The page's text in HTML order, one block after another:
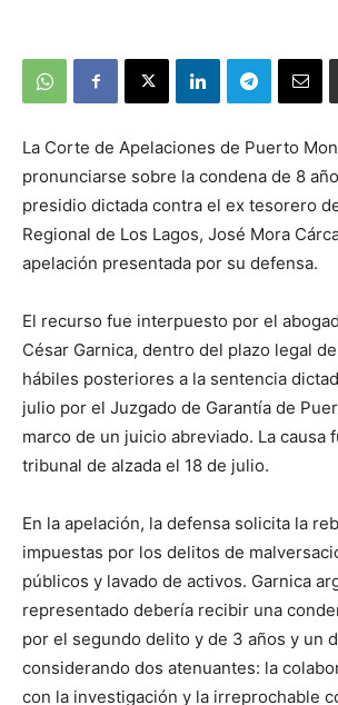
La Corte de Apelaciones de Puerto
pronunciarse sobre la condena de 8
presidio dictada contra el ex tesorero
Regional de Los Lagos, José Mora
apelación presentada por su defensa.
El recurso fue interpuesto por el
César Garnica, dentro del plazo legal
hábiles posteriores a la sentencia
julio por el Juzgado de Garantía de
marco de un juicio abreviado. La causa
tribunal de alzada el 18 de julio.
En la apelación, la defensa solicita la
impuestas por los delitos de
públicos y lavado de activos. Garnica
representado debería recibir una
por el segundo delito y de 3 años y un
considerando dos atenuantes: la
con la investigación y la irreprochable